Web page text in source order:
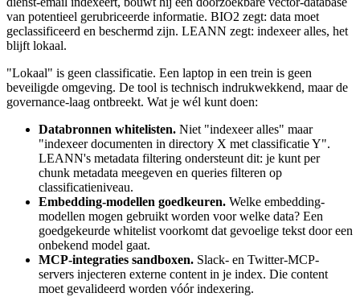
van potentieel gerubriceerde informatie. BIO2 zegt: data moet
geclassificeerd en beschermd zijn. LEANN zegt: indexeer alles, het
blijft lokaal.
"Lokaal" is geen classificatie. Een laptop in een trein is geen
beveiligde omgeving. De tool is technisch indrukwekkend, maar de
governance-laag ontbreekt. Wat je wél kunt doen:
Databronnen whitelisten. Niet "indexeer alles" maar
"indexeer documenten in directory X met classificatie Y".
LEANN's metadata filtering ondersteunt dit: je kunt per
chunk metadata meegeven en queries filteren op
classificatieniveau.
Embedding-modellen goedkeuren. Welke embedding-
modellen mogen gebruikt worden voor welke data? Een
goedgekeurde whitelist voorkomt dat gevoelige tekst door een
onbekend model gaat.
MCP-integraties sandboxen. Slack- en Twitter-MCP-
servers injecteren externe content in je index. Die content
moet gevalideerd worden vóór indexering.